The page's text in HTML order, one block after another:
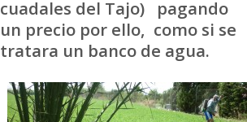
cuadales del Tajo) pagando
un precio por ello, como si se
tratara un banco de agua.